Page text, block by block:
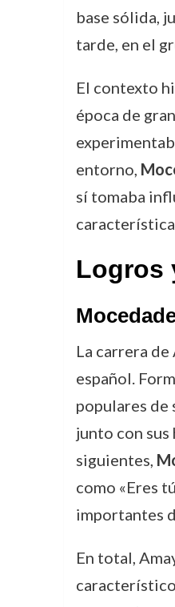
base sólida,
tarde, en el
El contexto
época de
entorno,
sí tomaba
Logros
La carrera
español.
populares de
junto con
siguientes,
como «Eres
importantes
En total,